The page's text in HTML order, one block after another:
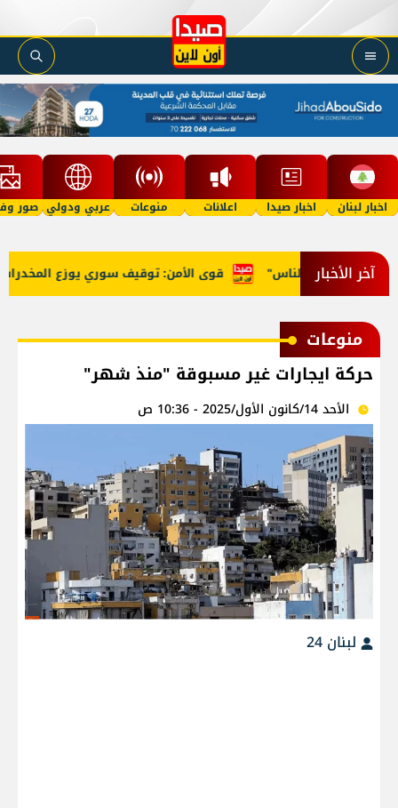
اخبار لبنان اخبار صيدا اعلانات منوعات عربي ودولي صور
آخر الأخبار قوى الأمن: توقيف سوري يوزع المخدرات أموال الناس"
منوعات
حركة ايجارات غير مسبوقة "منذ شهر"
الأحد 14/كانون الأول/2025 - 10:36 ص
لبنان 24